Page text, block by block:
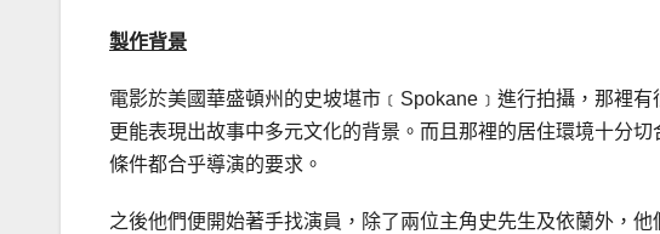
製作背景
電影於美國華盛頓州的史坡堪市﹝Spokane﹞進行拍攝，那裡
更能表現出故事中多元文化的背景。而且那裡的居住環境十分
條件都合乎導演的要求。
之後他們便開始著手找演員，除了兩位主角史先生及依蘭外，